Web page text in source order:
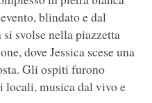
blindato e dal
svolse nella piazzetta
dove Jessica scese una
Gli ospiti furono
locali, musica dal vivo e